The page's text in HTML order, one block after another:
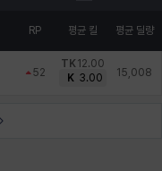
RP 평균 킬 평균 딜량
52
TK12.00
K 3.00 15,008